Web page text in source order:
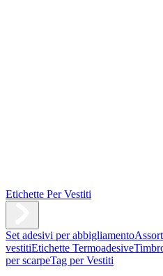
Etichette Per Vestiti
Set adesivi per abbigliamento
vestitiEtichette Termoadesive
per scarpeTag per Vestiti